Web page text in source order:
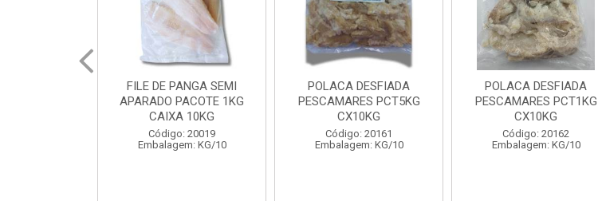
POLACA DESFIADA
PESCAMARES PCT5KG
CX10KG
Código: 20161
Embalagem: KG/10
POLACA DESFIADA
PESCAMARES PCT1KG
CX10KG
Código: 20162
Embalagem: KG/10
POSTA CORVINA PACOTE
1KG PESCAMARES CX
15KG
Código: 22469
Embalagem: KG/15